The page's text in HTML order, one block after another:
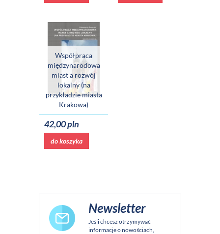
Współpraca
międzynarodowa
miast a rozwój
lokalny (na
przykładzie miasta
Krakowa)
42,00 pln
do koszyka
Newsletter
Jeśli chcesz otrzymywać
informacje o nowościach,